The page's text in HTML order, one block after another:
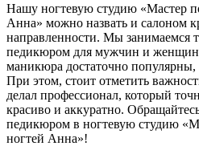
Нашу ногтевую студию «Мастер
Анна» можно назвать и салоном
направленности. Мы занимаемся
педикюром для мужчин и
маникюра достаточно
При этом, стоит отметить
делал профессионал, который
красиво и аккуратно.
педикюром в ногтевую студию
ногтей Анна»!